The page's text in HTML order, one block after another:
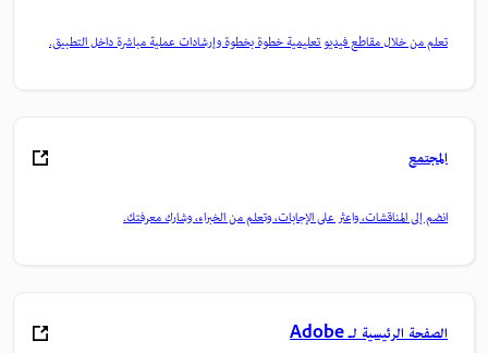
تعلم من خلال مقاطع فيديو تعليمية خطوة بخطوة وإرشادات عملية مباشرة داخل التطبيق.
المجتمع
انضم إلى المناقشات، واعثر على الإجابات، وتعلم من الخبراء، وشارك معرفتك.
الصفحة الرئيسية لـ Adobe